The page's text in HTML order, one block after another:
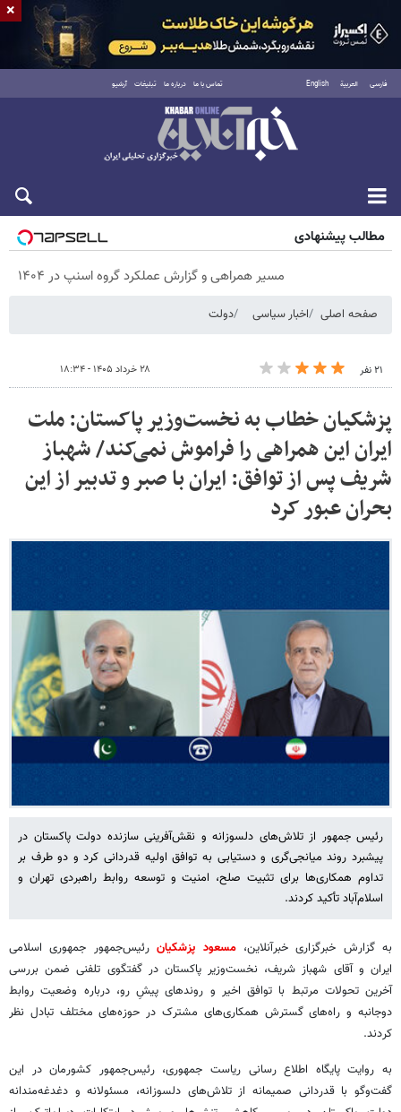
فارسی العربية English تماس با ما درباره ما تبلیغات آرشیو
پنجشنبه ۱۵ مرداد ۱۴۰۵
مطالب پیشنهادی
مسیر همراهی و گزارش عملکرد گروه اسنپ در ۱۴۰۴
صفحه اصلی اخبار سیاسی دولت
۲۱ نفر ۲۸ خرداد ۱۴۰۵ - ۱۸:۳۴
پزشکیان خطاب به نخست‌وزیر پاکستان: ملت
ایران این همراهی را فراموش نمی‌کند/ شهباز
شریف پس از توافق: ایران با صبر و تدبیر از این
بحران عبور کرد
رئیس جمهور از تلاش‌های دلسوزانه و نقش‌آفرینی سازنده دولت پاکستان در
پیشبرد روند میانجی‌گری و دستیابی به توافق اولیه قدردانی کرد و دو طرف بر
تداوم همکاری‌ها برای تثبیت صلح، امنیت و توسعه روابط راهبردی تهران و
اسلام‌آباد تأکید کردند.
به گزارش خبرگزاری خبرآنلاین،مسعود پزشکیانرئیس‌جمهور جمهوری اسلامی
ایران و آقای شهباز شریف، نخست‌وزیر پاکستان در گفتگوی تلفنی ضمن بررسی
آخرین تحولات مرتبط با توافق اخیر و روندهای پیشِ رو، درباره وضعیت روابط
دوجانبه و راه‌های گسترش همکاری‌های مشترک در حوزه‌های مختلف تبادل نظر
کردند.
به روایت پایگاه اطلاع رسانی ریاست جمهوری، رئیس‌جمهور کشورمان در این
گفت‌وگو با قدردانی صمیمانه از تلاش‌های دلسوزانه، مسئولانه و دغدغه‌مندانه
×